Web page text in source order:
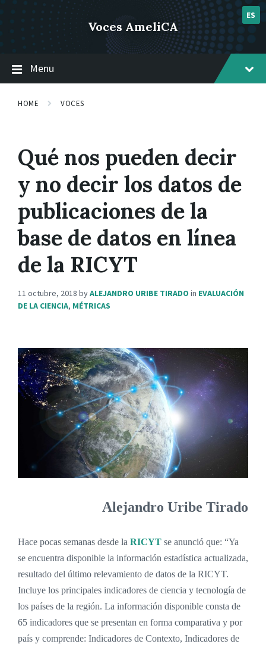
content
navigation
footer
ES
Voces AmeliCA
Menu
HOME VOCES
Qué nos pueden decir
y no decir los datos de
publicaciones de la
base de datos en línea
de la RICYT
11 octubre, 2018 byALEJANDRO URIBE TIRADO in EVALUACIÓN
DE LA CIENCIA, MÉTRICAS
Alejandro Uribe Tirado
Hace pocas semanas desde la RICYT se anunció que: “Ya
se encuentra disponible la información estadística actualizada,
resultado del último relevamiento de datos de la RICYT.
Incluye los principales indicadores de ciencia y tecnología de
los países de la región. La información disponible consta de
65 indicadores que se presentan en forma comparativa y por
país y comprende: Indicadores de Contexto, Indicadores de